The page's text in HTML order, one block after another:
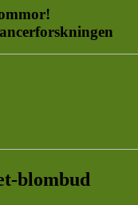
blombud